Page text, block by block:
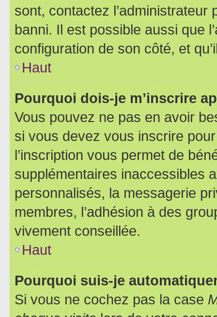
sont, contactez l’administrateur
banni. Il est possible aussi que
configuration de son côté, et
Haut
Pourquoi dois-je m’inscrire
Vous pouvez ne pas en avoir
si vous devez vous inscrire
l’inscription vous permet de
supplémentaires inaccessibles
personnalisés, la messagerie
membres, l’adhésion à des
vivement conseillée.
Haut
Pourquoi suis-je
Si vous ne cochez pas la case